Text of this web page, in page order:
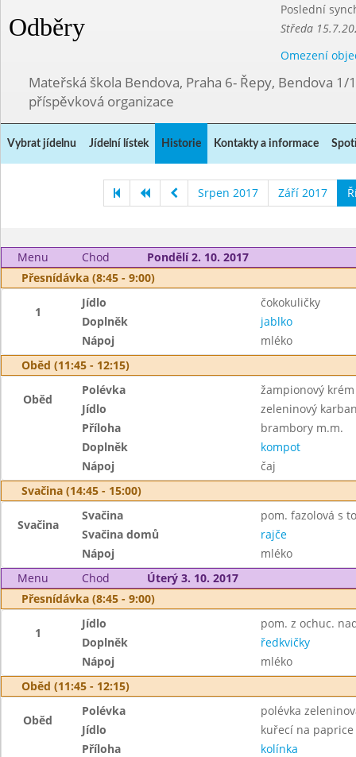
Odběry
Poslední
Středa
Omezení
Mateřská škola Bendova, Praha 6- Řepy, Bendova 1/
příspěvková organizace
Vybrat jídelnu Jídelní lístek Historie Kontakty a informace
Srpen 2017 Září 2017
Menu Chod
Pondělí 2. 10. 2017
Přesnídávka (8:45 - 9:00)
1
Jídlo
čokokuličky
Doplněk
jablko
Nápoj
mléko
Oběd (11:45 - 12:15)
Oběd
Polévka
žampionový
Jídlo
zeleninový
Příloha
brambory m.m.
Doplněk
kompot
Nápoj
čaj
Svačina (14:45 - 15:00)
Svačina
Svačina
pom. fazolová s
Svačina domů
rajče
Nápoj
mléko
Menu
Chod
Úterý 3. 10. 2017
Přesnídávka (8:45 - 9:00)
1
Jídlo
pom. z ochuc.
Doplněk
ředkvičky
Nápoj
mléko
Oběd (11:45 - 12:15)
Oběd
Polévka
polévka
Jídlo
kuřecí na paprice
Příloha
kolínka